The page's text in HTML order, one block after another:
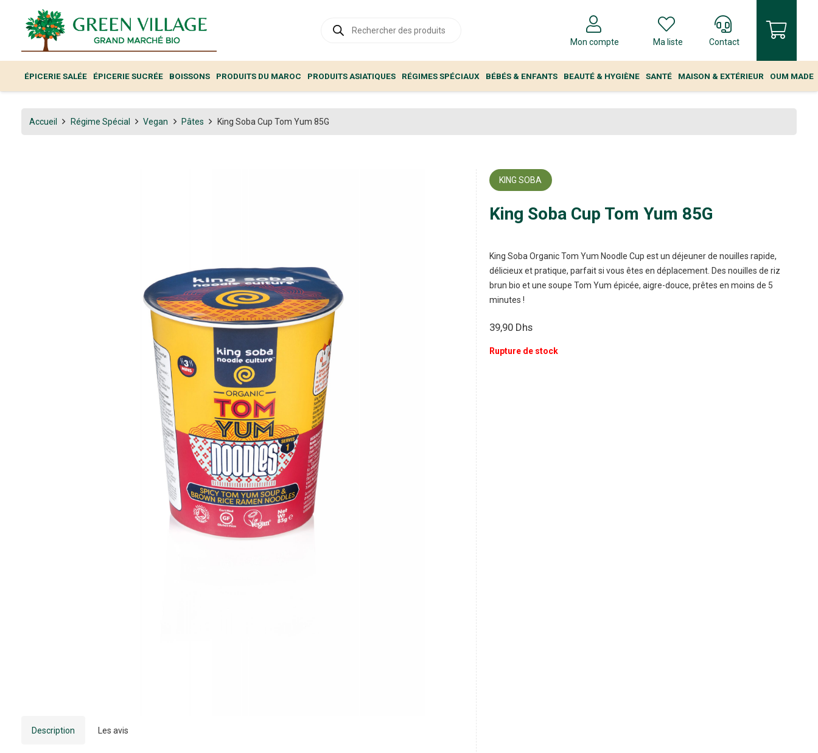
produits
Mon compte Ma liste Contact
ÉPICERIE SALÉE ÉPICERIE SUCRÉE BOISSONS PRODUITS DU MAROC PRODUITS ASIATIQUES RÉGIMES SPÉCIAUX BÉBÉS & ENFANTS BEAUTÉ & HYGIÈNE SANTÉ MAISON & EXTÉRIEUR OUM MADE
Accueil Régime Spécial Vegan Pâtes King Soba Cup Tom Yum 85G
Description Les avis
KING SOBA
King Soba Cup Tom Yum 85G
King Soba Organic Tom Yum Noodle Cup est un déjeuner de nouilles rapide,
délicieux et pratique, parfait si vous êtes en déplacement. Des nouilles de riz
brun bio et une soupe Tom Yum épicée, aigre-douce, prêtes en moins de 5
minutes !
39,90 Dhs
Rupture de stock